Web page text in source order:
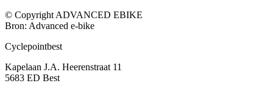
© Copyright ADVANCED EBIKE
Bron: Advanced e-bike
Cyclepointbest
Kapelaan J.A. Heerenstraat 11
5683 ED Best